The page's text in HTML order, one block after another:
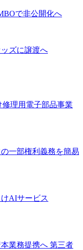
で非公開化へ
ズに譲渡へ
修理用電子部品事業
一部権利義務を簡易
AIサービス
業務提携へ 第三者